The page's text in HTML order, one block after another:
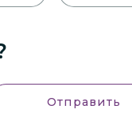
Отправить